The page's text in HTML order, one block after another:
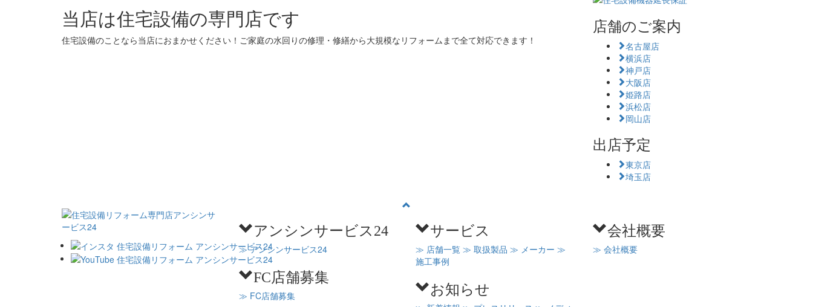
当店は住宅設備の専門店です
住宅設備のことなら当店におまかせください！ご家庭の水回りの修理・修繕から大規模なリフォームまで全て対応できます！
店舗のご案内
名古屋店
横浜店
神戸店
大阪店
姫路店
浜松店
岡山店
出店予定
東京店
埼玉店
アンシンサービス24
≫ アンシンサービス24
FC店舗募集
≫ FC店舗募集
サービス
≫ 店舗一覧 ≫ 取扱製品 ≫ メーカー ≫
施工事例
お知らせ
会社概要
≫ 会社概要